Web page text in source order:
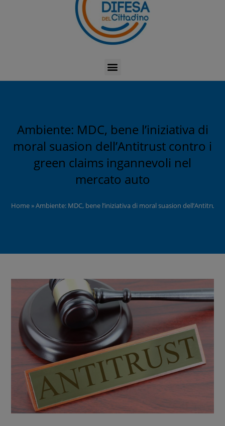
Ambiente: MDC, bene l’iniziativa di
moral suasion dell’Antitrust contro i
green claims ingannevoli nel
mercato auto
Home»Ambiente: MDC, bene l’iniziativa di moral suasion